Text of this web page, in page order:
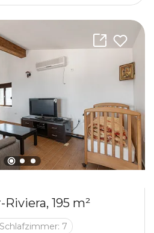
195 m²
Schlafzimmer: 7